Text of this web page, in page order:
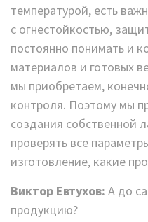
температурой, есть
с огнестойкостью,
постоянно понимать и
материалов и готовых
мы приобретаем,
контроля. Поэтому мы
создания собственной
проверять все
изготовление, какие
Виктор Евтухов: А до
продукцию?